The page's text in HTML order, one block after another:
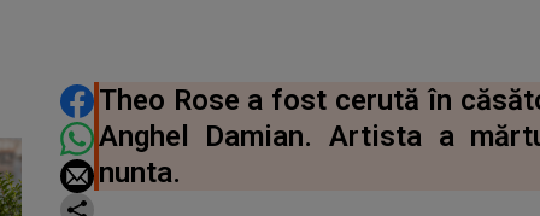
DISTRIBUIE ARTICOLUL
Theo Rose a fost cerută în
Anghel Damian. Artista a
nunta.